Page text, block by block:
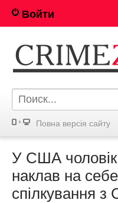
Войти
Повна версія сайту
У США чоловік
наклав на
спілкування з